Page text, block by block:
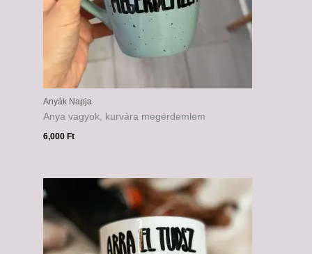
Anyák Napja
Anya vagyok, kurvára megérdemlem
6,000Ft